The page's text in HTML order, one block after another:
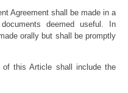
Agreement shall be made in a
deemed useful. In
orally but shall be promptly
of this Article shall include the